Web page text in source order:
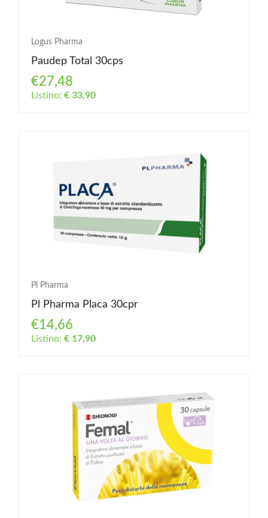
Logus Pharma
Paudep Total 30cps
€27,48
Listino: € 33,90
Pl Pharma
Pl Pharma Placa 30cpr
€14,66
Listino: € 17,90